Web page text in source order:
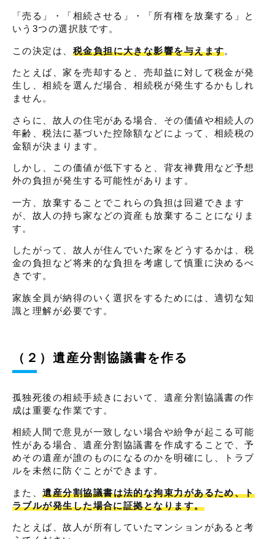
「売る」・「相続させる」・「所有権を放棄する」と
いう3つの選択肢です。
この決定は、 税金負担に大きな影響を与えます。
たとえば、家を売却すると、売却益に対して税金が発
生し、相続を選んだ場合、相続税が発生するかもしれ
ません。
さらに、故人の住宅がある場合、その価値や相続人の
年齢、税法に基づいた控除額などによって、相続税の
金額が決まります。
しかし、この価値が低下すると、背友禅費用など予想
外の負担が発生する可能性があります。
一方、放棄することでこれらの負担は回避できます
が、故人の持ち家などの資産も放棄することになりま
す。
したがって、故人が住んでいた家をどうするかは、税
金の負担など将来的な負担を考慮して慎重に決めるべ
きです。
家族全員が納得のいく選択をするためには、適切な知
識と理解が必要です。
（２）遺産分割協議書を作る
孤独死後の相続手続きにおいて、遺産分割協議書の作
成は重要な作業です。
相続人間で意見が一致しない場合や紛争が起こる可能
性がある場合、遺産分割協議書を作成することで、予
めその遺産が誰のものになるのかを明確にし、トラブ
ルを未然に防ぐことができます。
また、遺産分割協議書は法的な拘束力があるため、ト
ラブルが発生した場合に証拠となります。
たとえば、故人が所有していたマンションがあると考